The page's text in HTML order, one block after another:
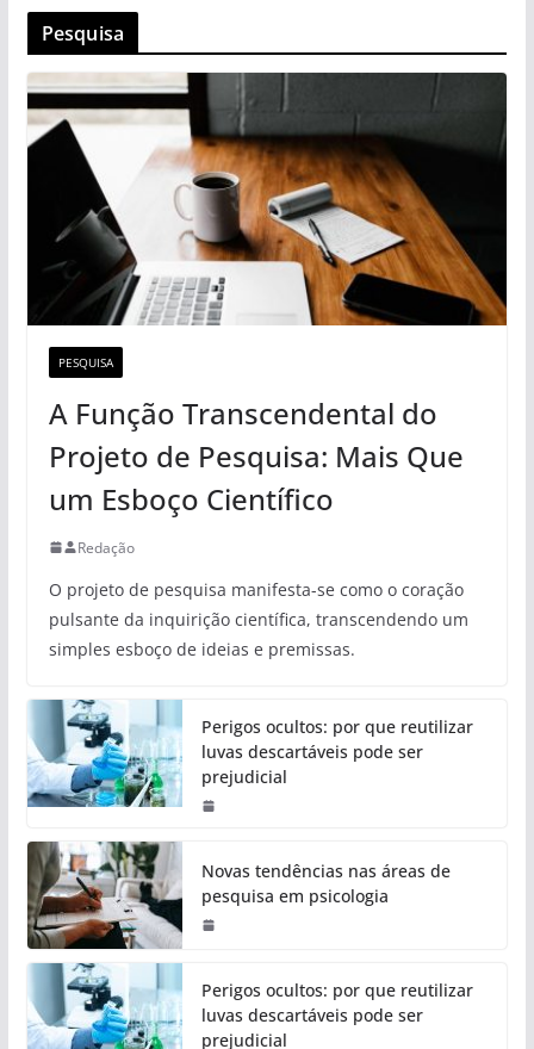
Pesquisa
PESQUISA
A Função Transcendental do
Projeto de Pesquisa: Mais Que
um Esboço Científico
Redação
O projeto de pesquisa manifesta-se como o coração
pulsante da inquirição científica, transcendendo um
simples esboço de ideias e premissas.
Perigos ocultos: por que reutilizar
luvas descartáveis pode ser
prejudicial
Novas tendências nas áreas de
pesquisa em psicologia
Perigos ocultos: por que reutilizar
luvas descartáveis pode ser
prejudicial